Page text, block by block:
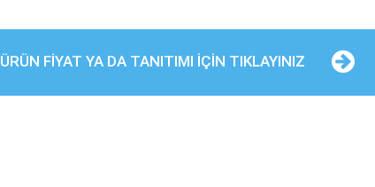
ÜRÜN FİYAT YA DA TANITIMI İÇİN TIKLAYINIZ